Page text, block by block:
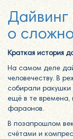
Дайвинг
о
Краткая история
На самом деле
человечеству. В
собирали
ещё в те времена,
фараонов.
В позапрошлом
счётами и